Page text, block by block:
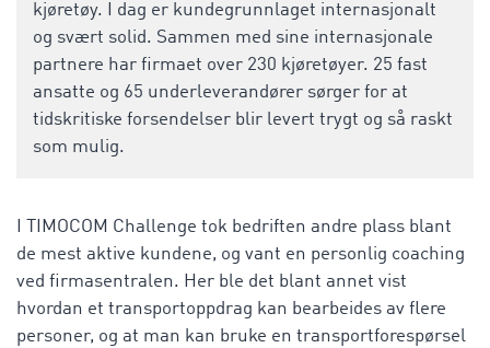
kjøretøy. I dag er kundegrunnlaget internasjonalt
og svært solid. Sammen med sine internasjonale
partnere har firmaet over 230 kjøretøyer. 25 fast
ansatte og 65 underleverandører sørger for at
tidskritiske forsendelser blir levert trygt og så raskt
som mulig.
I TIMOCOM Challenge tok bedriften andre plass blant
de mest aktive kundene, og vant en personlig coaching
ved firmasentralen. Her ble det blant annet vist
hvordan et transportoppdrag kan bearbeides av flere
personer, og at man kan bruke en transportforespørsel